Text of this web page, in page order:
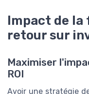
Impact de
retour sur
Maximiser
ROI
Avoir une stratégie